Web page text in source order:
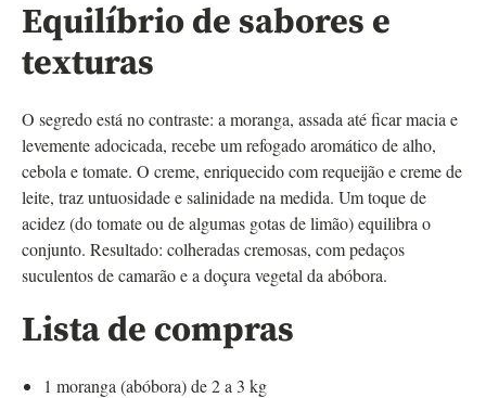
Equilíbrio de sabores e
texturas
O segredo está no contraste: a moranga, assada até ficar macia e
levemente adocicada, recebe um refogado aromático de alho,
cebola e tomate. O creme, enriquecido com requeijão e creme de
leite, traz untuosidade e salinidade na medida. Um toque de
acidez (do tomate ou de algumas gotas de limão) equilibra o
conjunto. Resultado: colheradas cremosas, com pedaços
suculentos de camarão e a doçura vegetal da abóbora.
Lista de compras
1 moranga (abóbora) de 2 a 3 kg